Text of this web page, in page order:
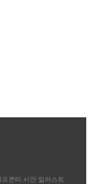
콘티 시안 일러스트